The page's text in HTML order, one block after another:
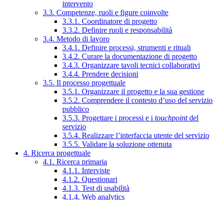
intervento
3.3. Competenze, ruoli e figure coinvolte
3.3.1. Coordinatore di progetto
3.3.2. Definire ruoli e responsabilità
3.4. Metodo di lavoro
3.4.1. Definire processi, strumenti e rituali
3.4.2. Curare la documentazione di progetto
3.4.3. Organizzare tavoli tecnici collaborativi
3.4.4. Prendere decisioni
3.5. Il processo progettuale
3.5.1. Organizzare il progetto e la sua gestione
3.5.2. Comprendere il contesto d’uso del servizio
pubblico
3.5.3. Progettare i processi e i touchpointdel
servizio
3.5.4. Realizzare l’interfaccia utente del servizio
3.5.5. Validare la soluzione ottenuta
4. Ricerca progettuale
4.1. Ricerca primaria
4.1.1. Interviste
4.1.2. Questionari
4.1.3. Test di usabilità
4.1.4. Web analytics